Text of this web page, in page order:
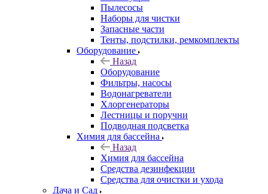
Пылесосы
Наборы для чистки
Запасные части
Тенты, подстилки, ремкомплекты
Оборудование
Назад
Оборудование
Фильтры, насосы
Водонагреватели
Хлоргенераторы
Лестницы и поручни
Подводная подсветка
Химия для бассейна
Назад
Химия для бассейна
Средства дезинфекции
Средства для очистки и ухода
Дача и Сад